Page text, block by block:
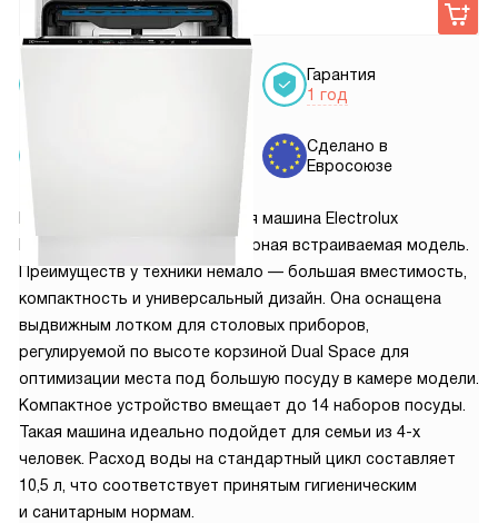
60 770руб.
Гарантия
1 год
Сделано в
Евросоюзе
Встраиваемая посудомоечная машина Electrolux
EEG48300L — это полноразмерная встраиваемая модель.
Преимуществ у техники немало — большая вместимость,
компактность и универсальный дизайн. Она оснащена
выдвижным лотком для столовых приборов,
регулируемой по высоте корзиной Dual Space для
оптимизации места под большую посуду в камере модели.
Компактное устройство вмещает до 14 наборов посуды.
Такая машина идеально подойдет для семьи из 4-х
человек. Расход воды на стандартный цикл составляет
10,5 л, что соответствует принятым гигиеническим
и санитарным нормам.